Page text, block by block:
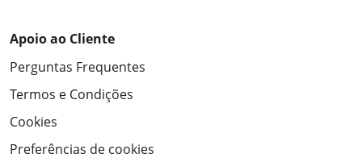
Apoio ao Cliente
Perguntas Frequentes
Termos e Condições
Cookies
Preferências de cookies